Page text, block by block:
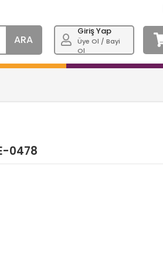
ARA
Giriş Yap
Üye Ol / Bayi
Ol
0478